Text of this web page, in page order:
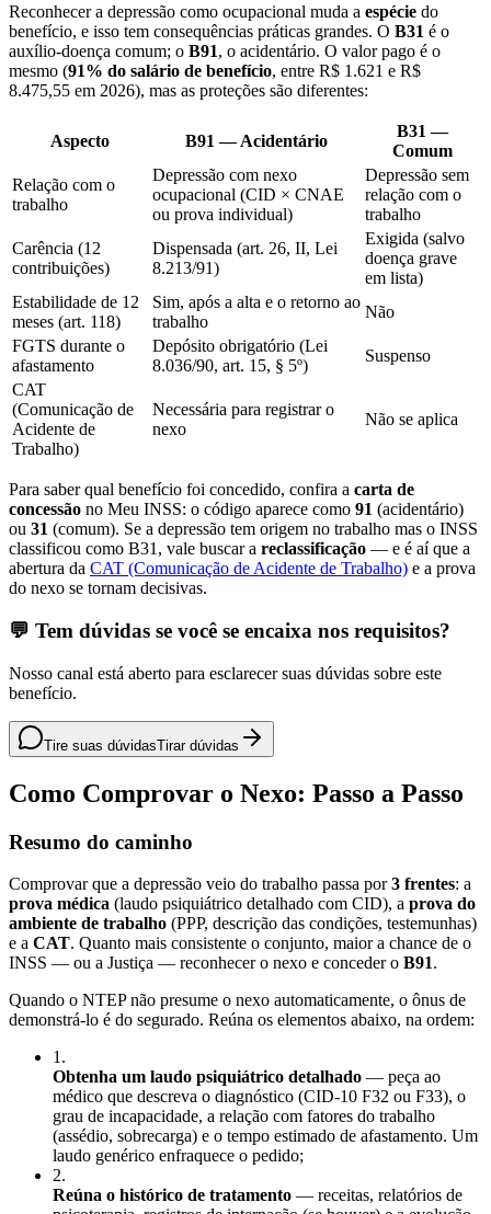
Reconhecer a depressão como ocupacional muda a espécie do
benefício, e isso tem consequências práticas grandes. O B31 é o
auxílio-doença comum; o B91, o acidentário. O valor pago é o
mesmo (91% do salário de benefício, entre R$ 1.621 e R$
8.475,55 em 2026), mas as proteções são diferentes:
Aspecto B91 — Acidentário
B31 —
Comum
Relação com o
trabalho
Depressão com nexo
ocupacional (CID × CNAE
ou prova individual)
Depressão sem
relação com o
trabalho
Carência (12
contribuições)
Dispensada (art. 26, II, Lei
8.213/91)
Exigida (salvo
doença grave
em lista)
Estabilidade de 12
meses (art. 118)
Sim, após a alta e o retorno ao
trabalho
Não
FGTS durante o
afastamento
Depósito obrigatório (Lei
8.036/90, art. 15, § 5º)
Suspenso
CAT
(Comunicação de
Acidente de
Trabalho)
Necessária para registrar o
nexo
Não se aplica
Para saber qual benefício foi concedido, confira a carta de
concessão no Meu INSS: o código aparece como 91 (acidentário)
ou 31 (comum). Se a depressão tem origem no trabalho mas o INSS
classificou como B31, vale buscar a reclassificação — e é aí que a
abertura da CAT (Comunicação de Acidente de Trabalho) e a prova
do nexo se tornam decisivas.
💬 Tem dúvidas se você se encaixa nos requisitos?
Nosso canal está aberto para esclarecer suas dúvidas sobre este
benefício.
Tire suas dúvidasTirar dúvidas
Como Comprovar o Nexo: Passo a Passo
Resumo do caminho
Comprovar que a depressão veio do trabalho passa por3 frentes: a
prova médica (laudo psiquiátrico detalhado com CID), a prova do
ambiente de trabalho (PPP, descrição das condições, testemunhas)
e a CAT. Quanto mais consistente o conjunto, maior a chance de o
INSS — ou a Justiça — reconhecer o nexo e conceder o B91.
Quando o NTEP não presume o nexo automaticamente, o ônus de
demonstrá-lo é do segurado. Reúna os elementos abaixo, na ordem:
1 .
Obtenha um laudo psiquiátrico detalhado — peça ao
médico que descreva o diagnóstico (CID-10 F32 ou F33), o
grau de incapacidade, a relação com fatores do trabalho
(assédio, sobrecarga) e o tempo estimado de afastamento. Um
laudo genérico enfraquece o pedido;
2.
Reúna o histórico de tratamento — receitas, relatórios de